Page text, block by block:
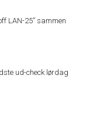
LAN-25” sammen
ud-check lørdag